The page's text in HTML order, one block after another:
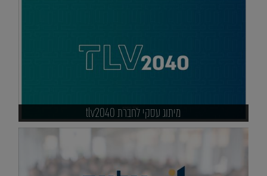
מיתוג עסקי לחברת tlv2040